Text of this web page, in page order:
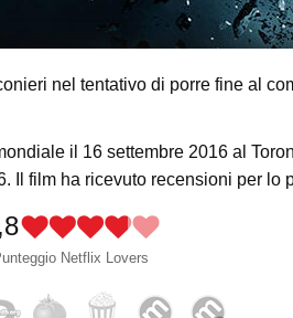
nel tentativo di porre fine al
il 16 settembre 2016 al
Il film ha ricevuto recensioni per lo
Netflix Lovers